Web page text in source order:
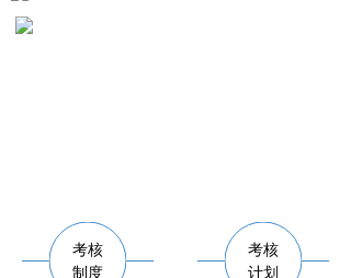
考核
制度
考核
计划